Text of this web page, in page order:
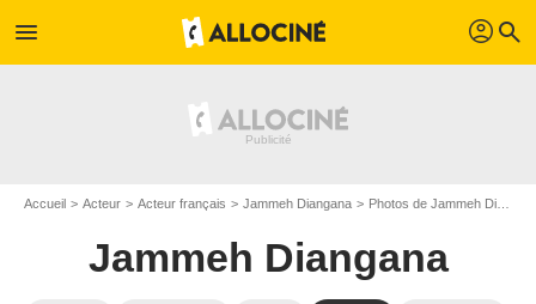
menu profil search
Accueil Acteur Acteur français Jammeh Diangana Photos de Jammeh Diangana
Jammeh Diangana